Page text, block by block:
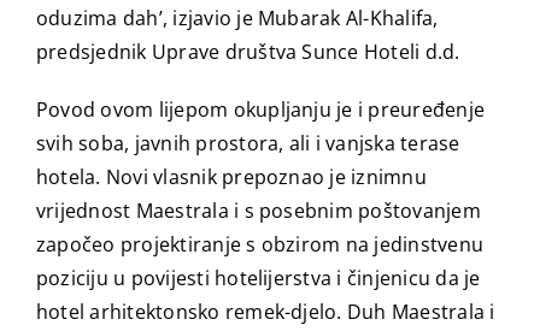
oduzima dah’, izjavio je Mubarak Al-Khalifa,
predsjednik Uprave društva Sunce Hoteli d.d.
Povod ovom lijepom okupljanju je i preuređenje
svih soba, javnih prostora, ali i vanjska terase
hotela. Novi vlasnik prepoznao je iznimnu
vrijednost Maestrala i s posebnim poštovanjem
započeo projektiranje s obzirom na jedinstvenu
poziciju u povijesti hotelijerstva i činjenicu da je
hotel arhitektonsko remek-djelo. Duh Maestrala i